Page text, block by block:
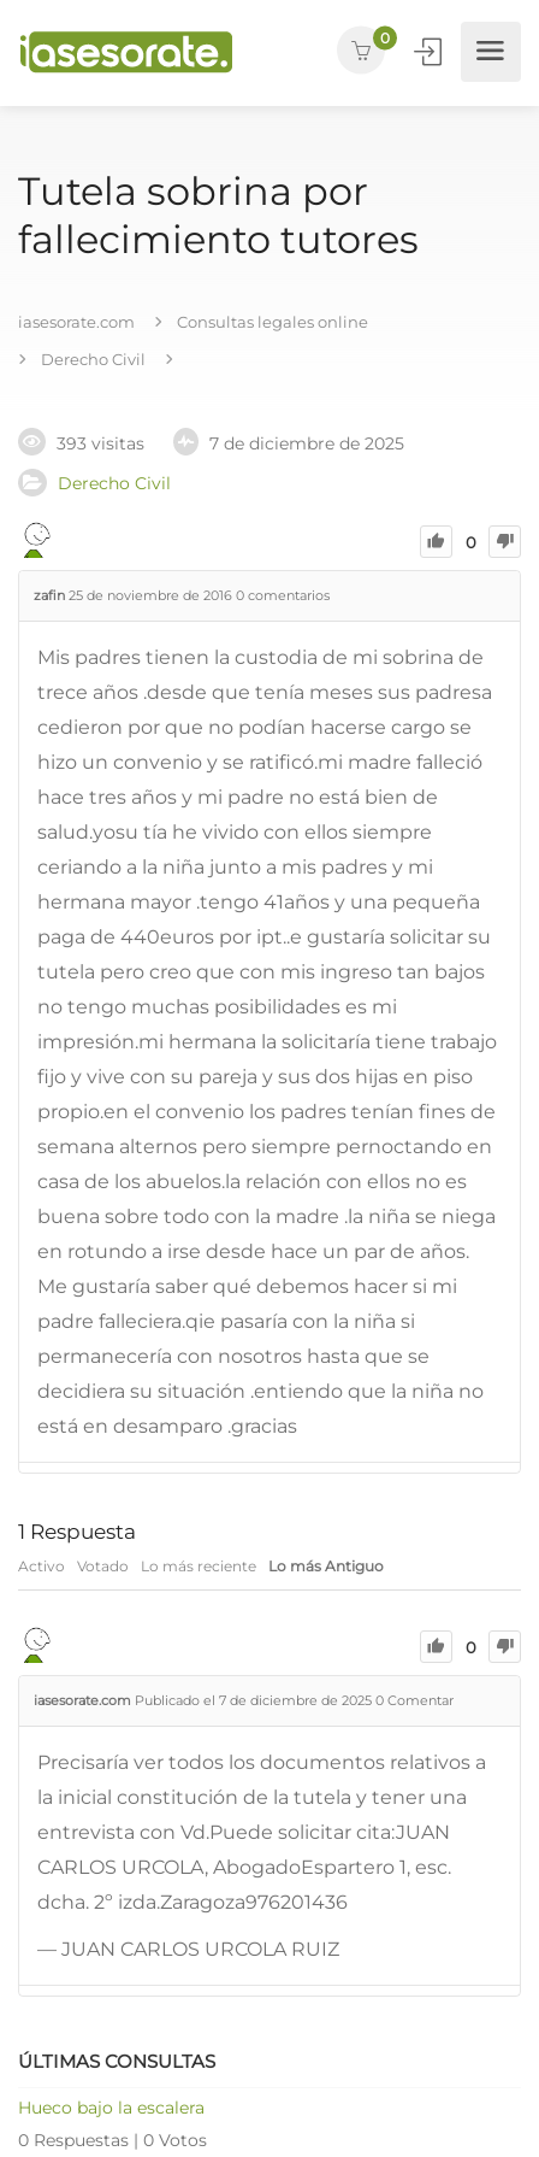
0
Tutela sobrina por
fallecimiento tutores
iasesorate.com
Consultas legales online
Derecho Civil
393 visitas
7 de diciembre de 2025
Derecho Civil
0
zafin 25 de noviembre de 2016 0 comentarios
Mis padres tienen la custodia de mi sobrina de
trece años .desde que tenía meses sus padresa
cedieron por que no podían hacerse cargo se
hizo un convenio y se ratificó.mi madre falleció
hace tres años y mi padre no está bien de
salud.yosu tía he vivido con ellos siempre
ceriando a la niña junto a mis padres y mi
hermana mayor .tengo 41años y una pequeña
paga de 440euros por ipt..e gustaría solicitar su
tutela pero creo que con mis ingreso tan bajos
no tengo muchas posibilidades es mi
impresión.mi hermana la solicitaría tiene trabajo
fijo y vive con su pareja y sus dos hijas en piso
propio.en el convenio los padres tenían fines de
semana alternos pero siempre pernoctando en
casa de los abuelos.la relación con ellos no es
buena sobre todo con la madre .la niña se niega
en rotundo a irse desde hace un par de años.
Me gustaría saber qué debemos hacer si mi
padre falleciera.qie pasaría con la niña si
permanecería con nosotros hasta que se
decidiera su situación .entiendo que la niña no
está en desamparo .gracias
1 Respuesta
Activo Votado Lo más reciente Lo más Antiguo
0
iasesorate.com Publicado el 7 de diciembre de 2025 0 Comentar
Precisaría ver todos los documentos relativos a
la inicial constitución de la tutela y tener una
entrevista con Vd.Puede solicitar cita:JUAN
CARLOS URCOLA, AbogadoEspartero 1, esc.
dcha. 2º izda.Zaragoza976201436
— JUAN CARLOS URCOLA RUIZ
ÚLTIMAS CONSULTAS
Hueco bajo la escalera
0 Respuestas | 0 Votos